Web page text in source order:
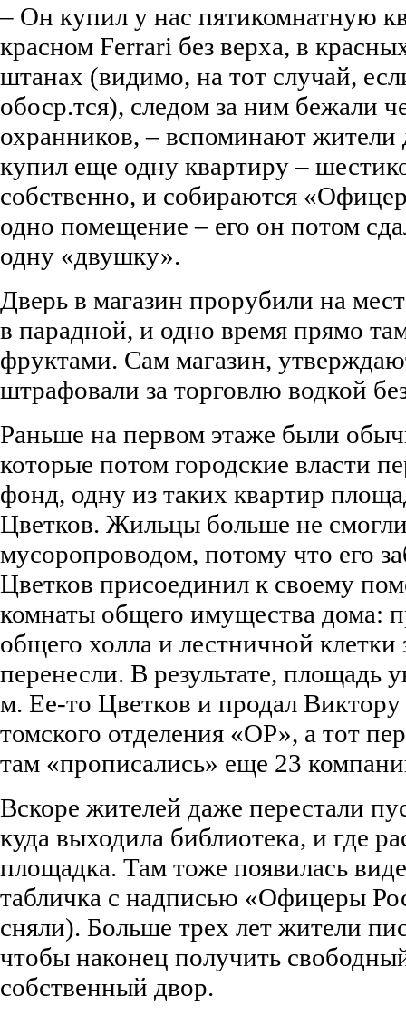
– Он купил у нас пятикомнатную
красном Ferrari без верха, в
штанах (видимо, на тот случай,
обоср.тся), следом за ним бежали
охранников, – вспоминают
купил еще одну квартиру –
собственно, и собираются
одно помещение – его он потом
одну «двушку».
Дверь в магазин прорубили на
в парадной, и одно время прямо
фруктами. Сам магазин,
штрафовали за торговлю водкой
Раньше на первом этаже были
которые потом городские власти
фонд, одну из таких квартир
Цветков. Жильцы больше не смогли
мусоропроводом, потому что его
Цветков присоединил к своему
комнаты общего имущества дома:
общего холла и лестничной клетки
перенесли. В результате, площадь
м. Ее-то Цветков и продал
томского отделения «ОР», а тот
там «прописались» еще 23
Вскоре жителей даже перестали
куда выходила библиотека, и где
площадка. Там тоже появилась
табличка с надписью «Офицеры
сняли). Больше трех лет жители
чтобы наконец получить
собственный двор.